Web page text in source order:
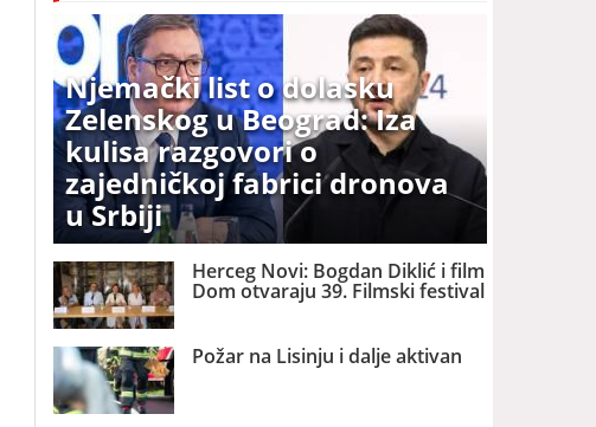
Njemački list o dolasku
Zelenskog u Beograd: Iza
kulisa razgovori o
zajedničkoj fabrici dronova
u Srbiji
Herceg Novi: Bogdan Diklić i film
Dom otvaraju 39. Filmski festival
Požar na Lisinju i dalje aktivan